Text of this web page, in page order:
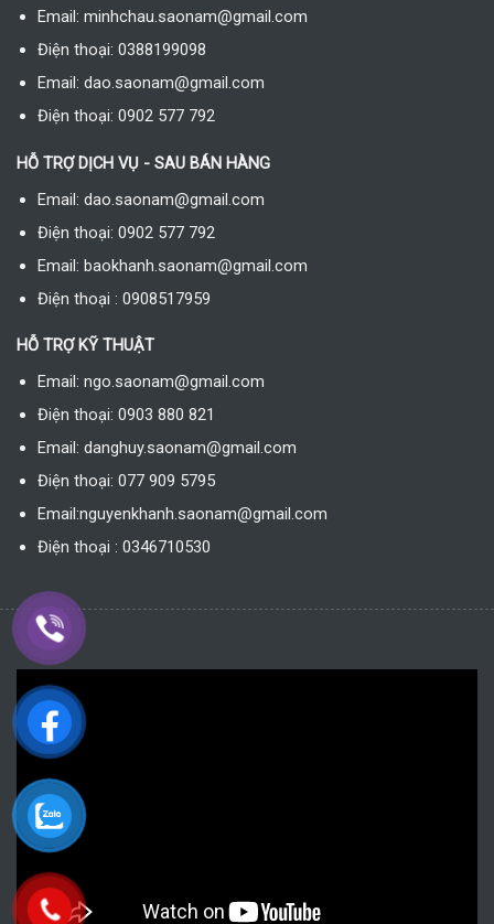
Email: minhchau.saonam@gmail.com
Điện thoại: 0388199098
Email: dao.saonam@gmail.com
Điện thoại: 0902 577 792
HỖ TRỢ DỊCH VỤ - SAU BÁN HÀNG
Email: dao.saonam@gmail.com
Điện thoại: 0902 577 792
Email: baokhanh.saonam@gmail.com
Điện thoại : 0908517959
HỖ TRỢ KỸ THUẬT
Email: ngo.saonam@gmail.com
Điện thoại: 0903 880 821
Email: danghuy.saonam@gmail.com
Điện thoại: 077 909 5795
Email:nguyenkhanh.saonam@gmail.com
Điện thoại : 0346710530